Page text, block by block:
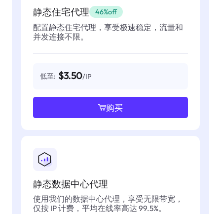
静态住宅代理 46%off
配置静态住宅代理，享受极速稳定，流量和
并发连接不限。
低至: $3.50/IP
购买
静态数据中心代理
使用我们的数据中心代理，享受无限带宽，
仅按 IP 计费，平均在线率高达 99.5%。